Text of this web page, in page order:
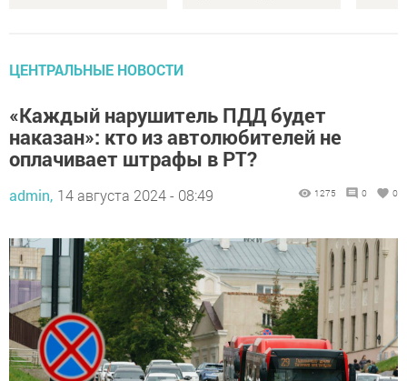
ЦЕНТРАЛЬНЫЕ НОВОСТИ
«Каждый нарушитель ПДД будет
наказан»: кто из автолюбителей не
оплачивает штрафы в РТ?
admin, 14 августа 2024 - 08:49 1275 0 0